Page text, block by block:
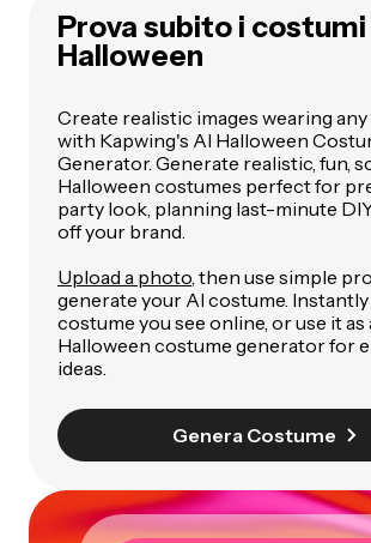
Prova subito i costumi
Halloween
Create realistic images wearing
with Kapwing's AI Halloween
Generator. Generate realistic, fun,
Halloween costumes perfect for
party look, planning last-minute
off your brand.
Upload a photo, then use simple
generate your AI costume. Instantly
costume you see online, or use it as
Halloween costume generator for
ideas.
Genera Costume